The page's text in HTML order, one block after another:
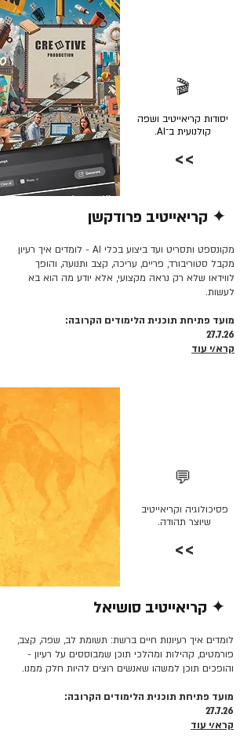
🎬
יסודות קריאייטיב ושפה
קולנועית ב־AI.
>>
✦ קריאייטיב פרודקשן
מקונספט ותסריט ועד ביצוע בכלי AI - לומדים איך רעיון
מקבל סטוריבורד, פריים, עריכה, קצב ותנועה, והופך
לווידאו שלא רק נראה מקצועי, אלא יודע מה הוא בא
לעשות.
מועד פתיחת תוכנית הלימודים הקרובה:
27.7.26
קרא/י עוד
💬
פסיכולוגיה וקריאייטיב
שיוצר תהודה.
>>
✦ קריאייטיב סושיאל
לומדים איך רעיונות חיים ברשת: תשומת לב, שפה, קצב,
פורמטים, קהילות ומהלכי תוכן שמבוססים על רעיון -
והופכים תוכן למשהו שאנשים רוצים להיות חלק ממנו.
מועד פתיחת תוכנית הלימודים הקרובה:
27.7.26
קרא/י עוד